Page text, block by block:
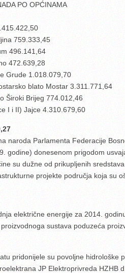
PO OPĆINAMA
759.333,45
496.141,64
472.639,28
1.018.079,70
blato Mostar 3.311.771,64
Brijeg 774.012,46
i II) Jajce 4.310.679,60
naroda Parlamenta Federacije
godine) donesenom prigodom
su dužne od prikupljenih
projekte područja koja su
električne energije za 2014.
sustava poduzeća
pridonijele su povoljne hidrološke
JP Elektroprivreda HZHB